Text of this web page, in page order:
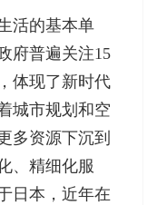
活的基本单
府普遍关注15
体现了新时代
城市规划和空
多资源下沉到
、精细化服
日本，近年在